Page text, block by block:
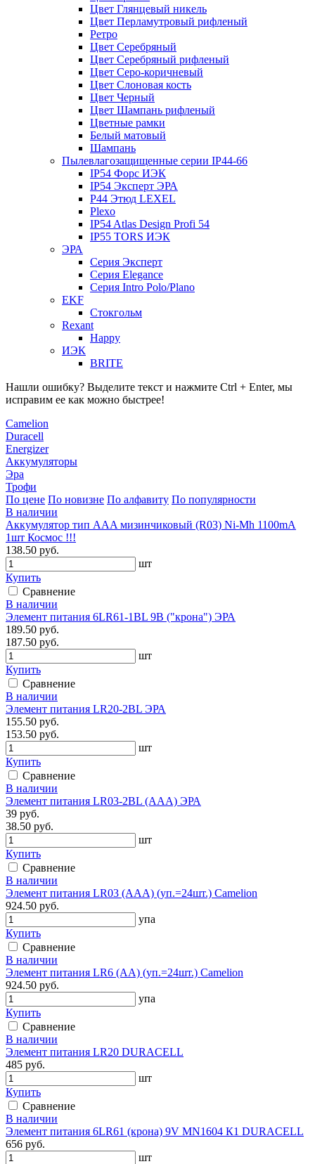
Цвет Глянцевый никель
Цвет Перламутровый рифленый
Ретро
Цвет Серебряный
Цвет Серебряный рифленый
Цвет Серо-коричневый
Цвет Слоновая кость
Цвет Черный
Цвет Шампань рифленый
Цветные рамки
Белый матовый
Шампань
Пылевлагозащищенные серии IP44-66
IP54 Форс ИЭК
IP54 Эксперт ЭРА
P44 Этюд LEXEL
Plexo
IP54 Atlas Design Profi 54
IP55 TORS ИЭК
ЭРА
Серия Эксперт
Серия Elegance
Серия Intro Polo/Plano
EKF
Стокгольм
Rexant
Happy
ИЭК
BRITE
Нашли ошибку? Выделите текст и нажмите Ctrl + Enter, мы
исправим ее как можно быстрее!
Camelion
Duracell
Energizer
Аккумуляторы
Эра
Трофи
По цене По новизне По алфавиту По популярности
В наличии
Аккумулятор тип AAA мизинчиковый (R03) Ni-Mh 1100mA
1шт Космос !!!
138.50 руб.
шт
Купить
Сравнение
В наличии
Элемент питания 6LR61-1BL 9В ("крона") ЭРА
189.50 руб.
187.50 руб.
шт
Купить
Сравнение
В наличии
Элемент питания LR20-2BL ЭРА
155.50 руб.
153.50 руб.
шт
Купить
Сравнение
В наличии
Элемент питания LR03-2BL (ААА) ЭРА
39 руб.
38.50 руб.
шт
Купить
Сравнение
В наличии
Элемент питания LR03 (ААА) (уп.=24шт.) Camelion
924.50 руб.
упа
Купить
Сравнение
В наличии
Элемент питания LR6 (АА) (уп.=24шт.) Camelion
924.50 руб.
упа
Купить
Сравнение
В наличии
Элемент питания LR20 DURACELL
485 руб.
шт
Купить
Сравнение
В наличии
Элемент питания 6LR61 (крона) 9V MN1604 К1 DURACELL
656 руб.
шт